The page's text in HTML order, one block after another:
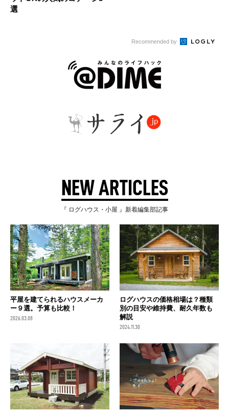
選
Recommended by
NEW ARTICLES
『 ログハウス・小屋 』新着編集部記事
平屋を建てられるハウスメーカ
ー９選。予算も比較！
2026.03.08
ログハウスの価格相場は？種類
別の目安や維持費、耐久年数も
解説
2024.11.30